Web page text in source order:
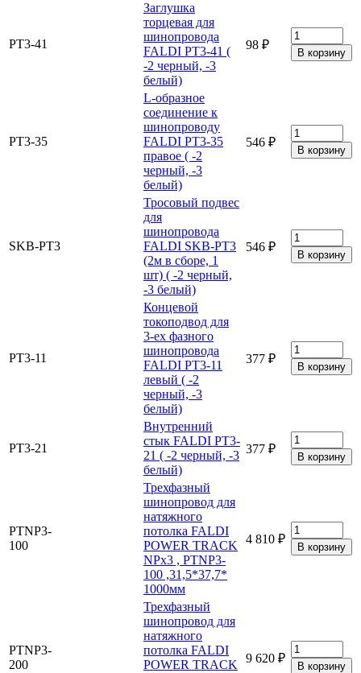
PT3-41
Заглушка
торцевая для
шинопровода
FALDI PT3-41 (
-2 черный, -3
белый)
98 ₽
PT3-35
L-образное
соединение к
шинопроводу
FALDI PT3-35
правое ( -2
черный, -3
белый)
546 ₽
SKB-PT3
Тросовый подвес
для
шинопровода
FALDI SKB-PT3
(2м в сборе, 1
шт) ( -2 черный,
-3 белый)
546 ₽
PT3-11
Концевой
токоподвод для
3-ех фазного
шинопровода
FALDI PT3-11
левый ( -2
черный, -3
белый)
377 ₽
PT3-21
Внутренний
стык FALDI PT3-
21 ( -2 черный, -3
белый)
377 ₽
PTNP3-
100
Трехфазный
шинопровод для
натяжного
потолка FALDI
POWER TRACK
NPx3 , PTNP3-
100 ,31,5*37,7*
1000мм
4 810 ₽
PTNP3-
200
Трехфазный
шинопровод для
натяжного
потолка FALDI
POWER TRACK
9 620 ₽